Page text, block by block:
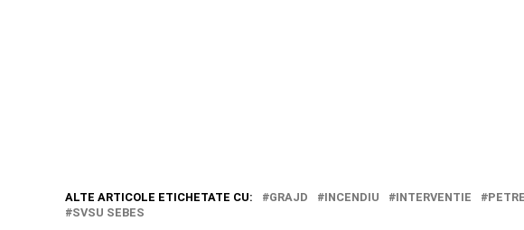
ALTE ARTICOLE ETICHETATE CU: GRAJD INCENDIU INTERVENTIE
SVSU SEBES